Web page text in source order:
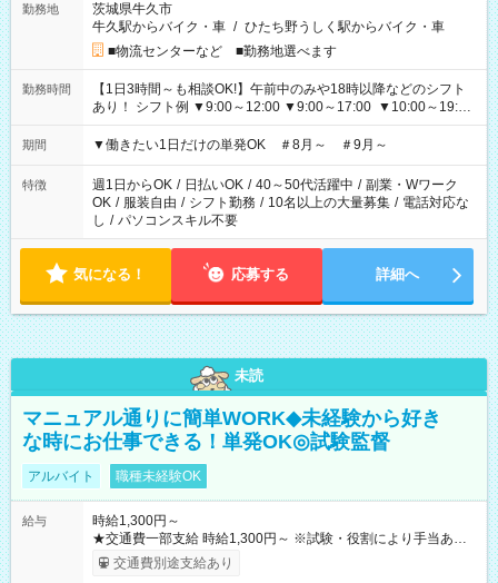
勤務地
茨城県牛久市
牛久駅からバイク・車 / ひたち野うしく駅からバイク・車
■物流センターなど ■勤務地選べます
勤務時間
【1日3時間～も相談OK!】午前中のみや18時以降などのシフト
あり！ シフト例 ▼9:00～12:00 ▼9:00～17:00 ▼10:00～19:00
▼18:00～21:00
期間 ▼働きたい1日だけの単発OK ＃8月～ ＃9月～
特徴 週1日からOK / 日払いOK / 40～50代活躍中 / 副業・Wワーク
OK / 服装自由 / シフト勤務 / 10名以上の大量募集 / 電話対応な
し / パソコンスキル不要
気になる！ 応募する 詳細へ
未読
マニュアル通りに簡単WORK◆未経験から好き
な時にお仕事できる！単発OK◎試験監督
アルバイト 職種未経験OK
給与
時給1,300円～
★交通費一部支給 時給1,300円～ ※試験・役割により手当あり
※勤務回数により昇給あり 【即給（前払い）オプションあ
り！】 希望される場合、勤務から1週間ほどで給与の一部を受け
交通費別途支給あり